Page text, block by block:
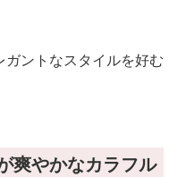
ントなスタイルを好む
爽やかなカラフル